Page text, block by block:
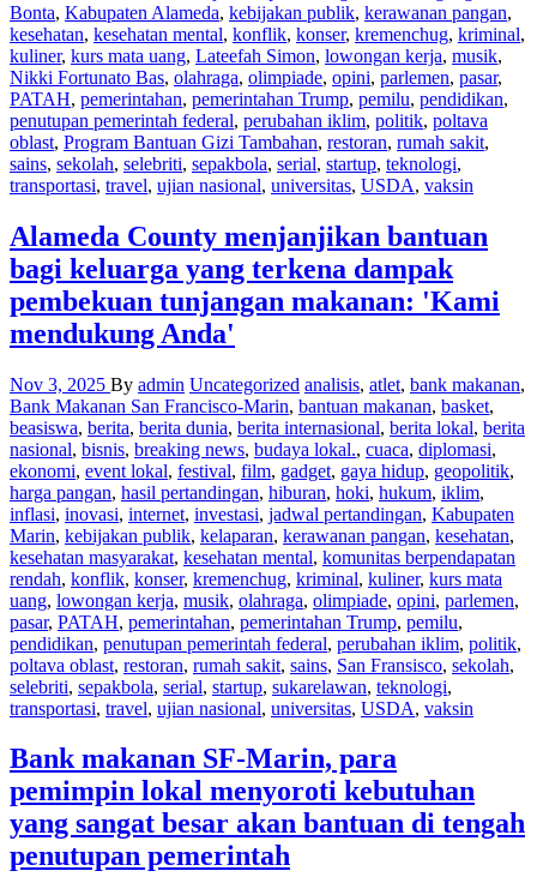
Bonta, Kabupaten Alameda, kebijakan publik, kerawanan pangan,
kesehatan, kesehatan mental, konflik, konser, kremenchug, kriminal,
kuliner, kurs mata uang, Lateefah Simon, lowongan kerja, musik,
Nikki Fortunato Bas, olahraga, olimpiade, opini, parlemen, pasar,
PATAH, pemerintahan, pemerintahan Trump, pemilu, pendidikan,
penutupan pemerintah federal, perubahan iklim, politik, poltava
oblast, Program Bantuan Gizi Tambahan, restoran, rumah sakit,
sains, sekolah, selebriti, sepakbola, serial, startup, teknologi,
transportasi, travel, ujian nasional, universitas, USDA, vaksin
Alameda County menjanjikan bantuan
bagi keluarga yang terkena dampak
pembekuan tunjangan makanan: 'Kami
mendukung Anda'
Nov 3, 2025 By admin Uncategorized analisis, atlet, bank makanan,
Bank Makanan San Francisco-Marin, bantuan makanan, basket,
beasiswa, berita, berita dunia, berita internasional, berita lokal, berita
nasional, bisnis, breaking news, budaya lokal., cuaca, diplomasi,
ekonomi, event lokal, festival, film, gadget, gaya hidup, geopolitik,
harga pangan, hasil pertandingan, hiburan, hoki, hukum, iklim,
inflasi, inovasi, internet, investasi, jadwal pertandingan, Kabupaten
Marin, kebijakan publik, kelaparan, kerawanan pangan, kesehatan,
kesehatan masyarakat, kesehatan mental, komunitas berpendapatan
rendah, konflik, konser, kremenchug, kriminal, kuliner, kurs mata
uang, lowongan kerja, musik, olahraga, olimpiade, opini, parlemen,
pasar, PATAH, pemerintahan, pemerintahan Trump, pemilu,
pendidikan, penutupan pemerintah federal, perubahan iklim, politik,
poltava oblast, restoran, rumah sakit, sains, San Fransisco, sekolah,
selebriti, sepakbola, serial, startup, sukarelawan, teknologi,
transportasi, travel, ujian nasional, universitas, USDA, vaksin
Bank makanan SF-Marin, para
pemimpin lokal menyoroti kebutuhan
yang sangat besar akan bantuan di tengah
penutupan pemerintah